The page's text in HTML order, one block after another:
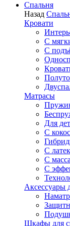
Спальня
Назад
Кровати
С
С
Матрасы
Для
C
С
С
С
Аксессуары
Шкафы для